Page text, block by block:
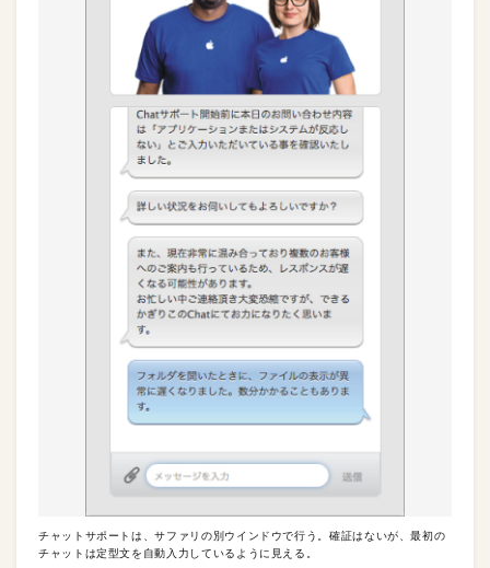
チャットサポートは、サファリの別ウインドウで行う。確証はないが、最初の
チャットは定型文を自動入力しているように見える。